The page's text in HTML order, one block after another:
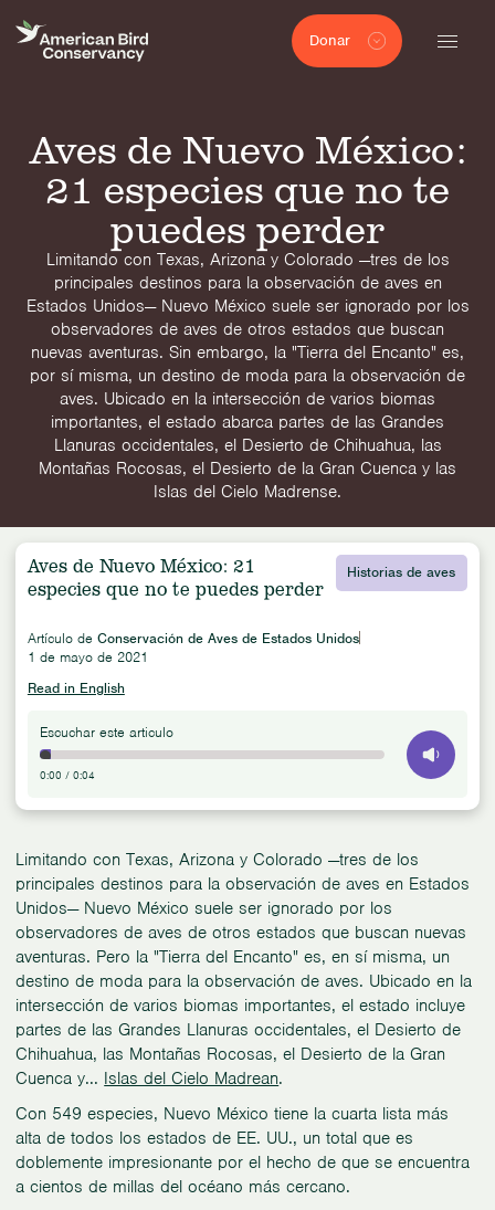
Donar
Aves de Nuevo México:
21 especies que no te
puedes perder
Limitando con Texas, Arizona y Colorado —tres de los
principales destinos para la observación de aves en
Estados Unidos— Nuevo México suele ser ignorado por los
observadores de aves de otros estados que buscan
nuevas aventuras. Sin embargo, la "Tierra del Encanto" es,
por sí misma, un destino de moda para la observación de
aves. Ubicado en la intersección de varios biomas
importantes, el estado abarca partes de las Grandes
Llanuras occidentales, el Desierto de Chihuahua, las
Montañas Rocosas, el Desierto de la Gran Cuenca y las
Islas del Cielo Madrense.
Aves de Nuevo México: 21
especies que no te puedes perder
Artículo de Conservación de Aves de Estados Unidos
1 de mayo de 2021
Read in English
Historias de aves
Escuchar este articulo
0:00 / 0:04
Limitando con Texas, Arizona y Colorado —tres de los
principales destinos para la observación de aves en Estados
Unidos— Nuevo México suele ser ignorado por los
observadores de aves de otros estados que buscan nuevas
aventuras. Pero la "Tierra del Encanto" es, en sí misma, un
destino de moda para la observación de aves. Ubicado en la
intersección de varios biomas importantes, el estado incluye
partes de las Grandes Llanuras occidentales, el Desierto de
Chihuahua, las Montañas Rocosas, el Desierto de la Gran
Cuenca y... Islas del Cielo Madrean.
Con 549 especies, Nuevo México tiene la cuarta lista más
alta de todos los estados de EE. UU., un total que es
doblemente impresionante por el hecho de que se encuentra
a cientos de millas del océano más cercano.